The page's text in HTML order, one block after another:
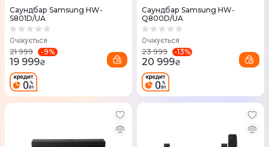
Саундбар Samsung HW-
S801D/UA
Очікується
21 999 -9%
19 999₴
Саундбар Samsung HW-
Q800D/UA
Очікується
23 999 -13%
20 999₴